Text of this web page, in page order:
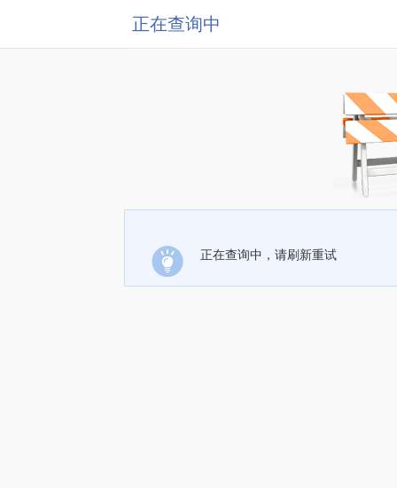
正在查询中
正在查询中，请刷新重试